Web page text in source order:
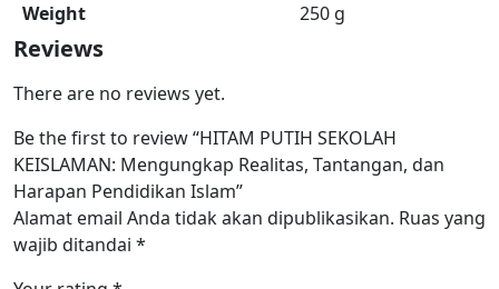
Weight 250 g
Reviews
There are no reviews yet.
Be the first to review “HITAM PUTIH SEKOLAH
KEISLAMAN: Mengungkap Realitas, Tantangan, dan
Harapan Pendidikan Islam”
Alamat email Anda tidak akan dipublikasikan. Ruas yang
wajib ditandai *